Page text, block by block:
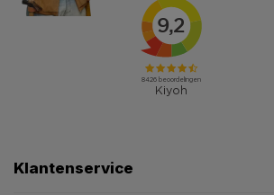
Klantenservice